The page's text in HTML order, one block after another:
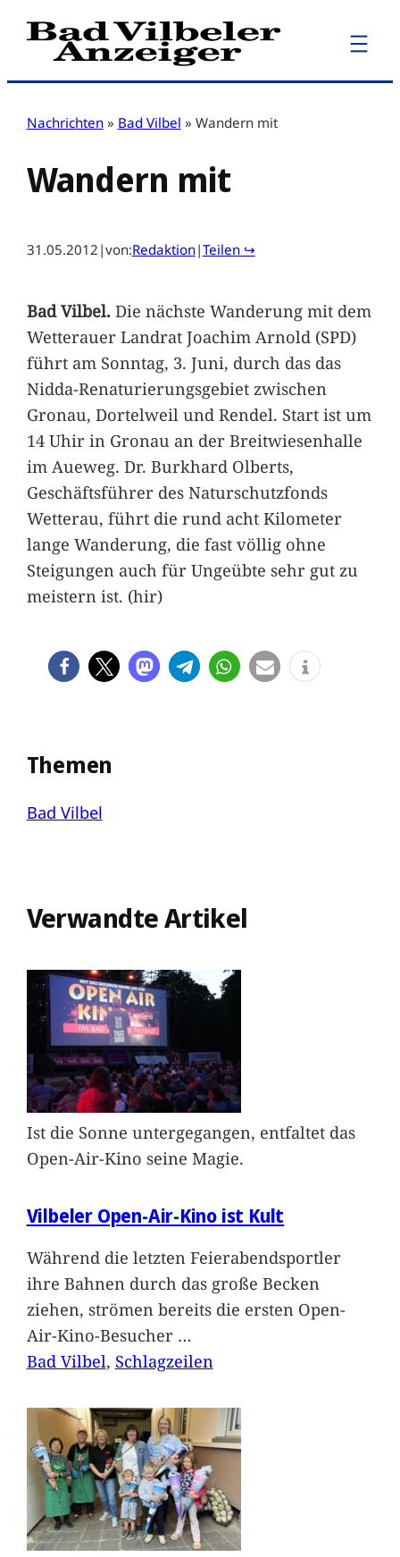
Zum
Inhalt
Nachrichten » Bad Vilbel » Wandern mit
Wandern mit
31.05.2012 |von:Redaktion|Teilen ↪
Bad Vilbel.Die nächste Wanderung mit dem
Wetterauer Landrat Joachim Arnold (SPD)
führt am Sonntag, 3. Juni, durch das das
Nidda-Renaturierungsgebiet zwischen
Gronau, Dortelweil und Rendel. Start ist um
14 Uhir in Gronau an der Breitwiesenhalle
im Aueweg. Dr. Burkhard Olberts,
Geschäftsführer des Naturschutzfonds
Wetterau, führt die rund acht Kilometer
lange Wanderung, die fast völlig ohne
Steigungen auch für Ungeübte sehr gut zu
meistern ist. (hir)
Themen
Bad Vilbel
Verwandte Artikel
Ist die Sonne untergegangen, entfaltet das
Open-Air-Kino seine Magie.
Vilbeler Open-Air-Kino ist Kult
Während die letzten Feierabendsportler
ihre Bahnen durch das große Becken
ziehen, strömen bereits die ersten Open-
Air-Kino-Besucher …
Bad Vilbel, Schlagzeilen